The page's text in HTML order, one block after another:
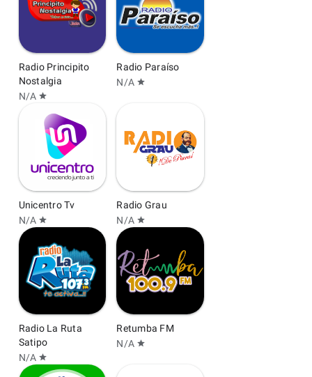
Radio Principito
Nostalgia
N/A star
Radio Paraíso
N/A star
Unicentro Tv
N/A star
Radio Grau
N/A star
Radio La Ruta
Satipo
N/A star
Retumba FM
N/A star